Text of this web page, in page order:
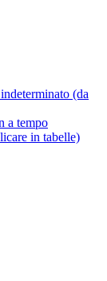
(da
a tempo
in tabelle)